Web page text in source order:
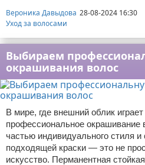
Вероника Давыдова 28-08-2024 16:30
Уход за волосами
Выбираем
окрашивания волос
В мире, где внешний облик
профессиональное окрашивание
частью индивидуального стиля
подходящей краски — это не
искусство. Перманентная